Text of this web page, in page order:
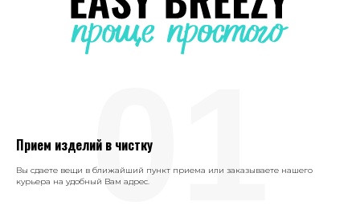
Прием изделий в чистку
Вы сдаете вещи в ближайший пункт приема или заказываете нашего
курьера на удобный Вам адрес.01